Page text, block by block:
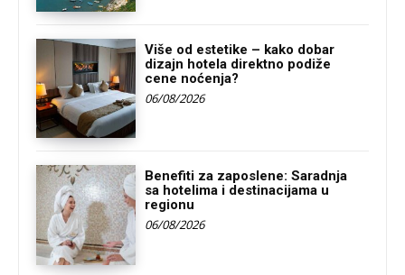
Više od estetike – kako dobar
dizajn hotela direktno podiže
cene noćenja?
06/08/2026
Benefiti za zaposlene: Saradnja
sa hotelima i destinacijama u
regionu
06/08/2026